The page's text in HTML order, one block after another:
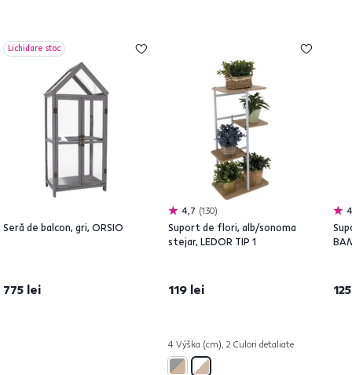
Lichidare stoc
Seră de balcon, gri, ORSIO
775 lei
4,7 130
Suport de flori, alb/sonoma
stejar, LEDOR TIP 1
119 lei
4 Výška (cm), 2 Culori detaliate